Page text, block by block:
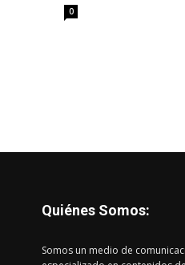
0
Quiénes Somos:
Somos un medio de